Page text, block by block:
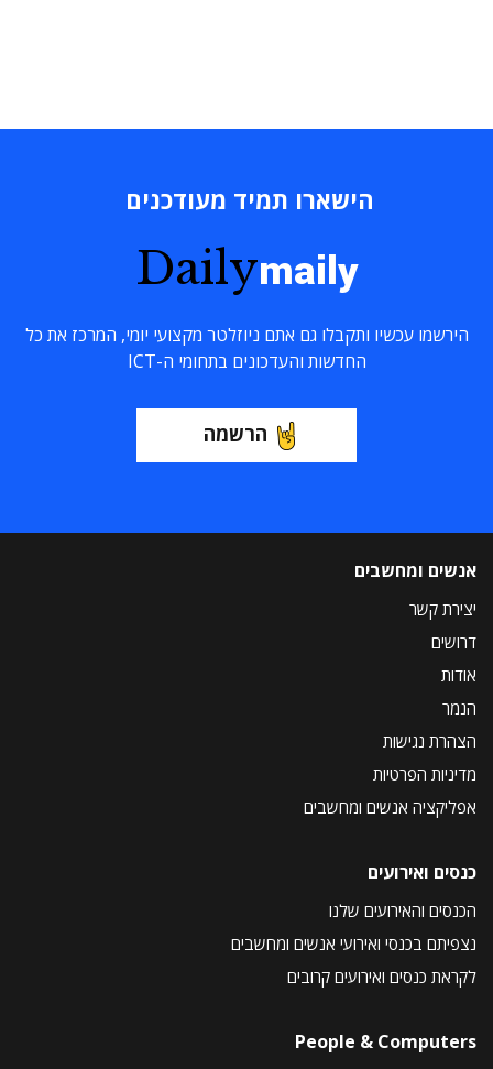
הישארו תמיד מעודכנים
Dailymaily
הירשמו עכשיו ותקבלו גם אתם ניוזלטר מקצועי יומי, המרכז את כל
החדשות והעדכונים בתחומי ה-ICT
הרשמה
אנשים ומחשבים
יצירת קשר
דרושים
אודות
הנמר
הצהרת נגישות
מדיניות הפרטיות
אפליקציה אנשים ומחשבים
כנסים ואירועים
הכנסים והאירועים שלנו
נצפיתם בכנסי ואירועי אנשים ומחשבים
לקראת כנסים ואירועים קרובים
People & Computers